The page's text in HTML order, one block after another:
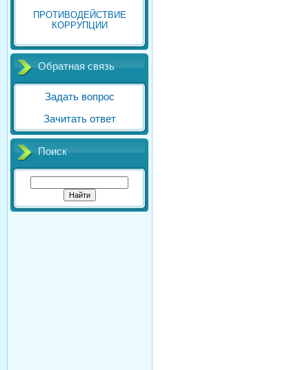
ПРОТИВОДЕЙСТВИЕ
КОРРУПЦИИ
Обратная связь
Задать вопрос
Зачитать ответ
Поиск